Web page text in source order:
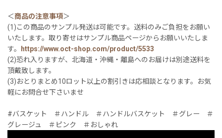
＜商品の注意事項＞
(1)この商品のサンプル発送は可能です。送料のみご負担をお願い
いたします。取り寄せはサンプル商品ページからお願いいたしま
す。
https://www.oct-shop.com/product/5533
(2)恐れ入りますが、北海道・沖縄・離島へのお届けは別途送料を
頂戴致します。
(3)おとりまとめ10ロット以上の割引きは応相談となります。お気
軽にお問合せ下さいませ
#バスケット ＃ハンドル ＃ハンドルバスケット ＃グレー ＃
グレージュ ＃ピンク ＃おしゃれ